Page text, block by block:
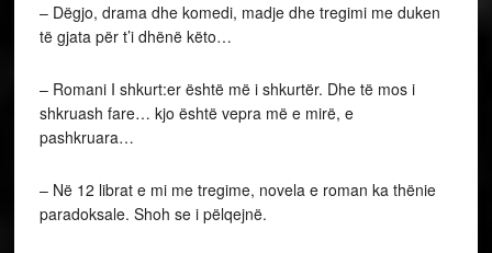
– Dëgjo, drama dhe komedi, madje dhe tregimi me duken
të gjata për t’i dhënë këto…
– Romani I shkurt:er është më i shkurtër. Dhe të mos i
shkruash fare… kjo është vepra më e mirë, e
pashkruara…
– Në 12 librat e mi me tregime, novela e roman ka thënie
paradoksale. Shoh se i pëlqejnë.